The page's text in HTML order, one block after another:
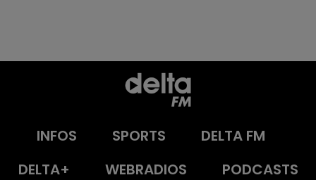
INFOS SPORTS
DELTA FM
DELTA+
WEBRADIOS
PODCASTS